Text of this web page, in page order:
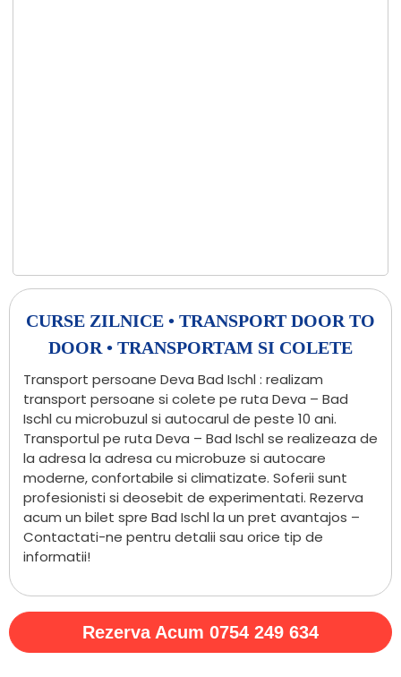
CURSE ZILNICE • TRANSPORT DOOR TO
DOOR • TRANSPORTAM SI COLETE
Transport persoane Deva Bad Ischl : realizam
transport persoane si colete pe ruta Deva – Bad
Ischl cu microbuzul si autocarul de peste 10 ani.
Transportul pe ruta Deva – Bad Ischl se realizeaza de
la adresa la adresa cu microbuze si autocare
moderne, confortabile si climatizate. Soferii sunt
profesionisti si deosebit de experimentati. Rezerva
acum un bilet spre Bad Ischl la un pret avantajos –
Contactati-ne pentru detalii sau orice tip de
informatii!
Rezerva Acum 0754 249 634